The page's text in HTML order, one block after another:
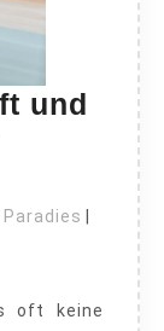
und
Garten
Paradies